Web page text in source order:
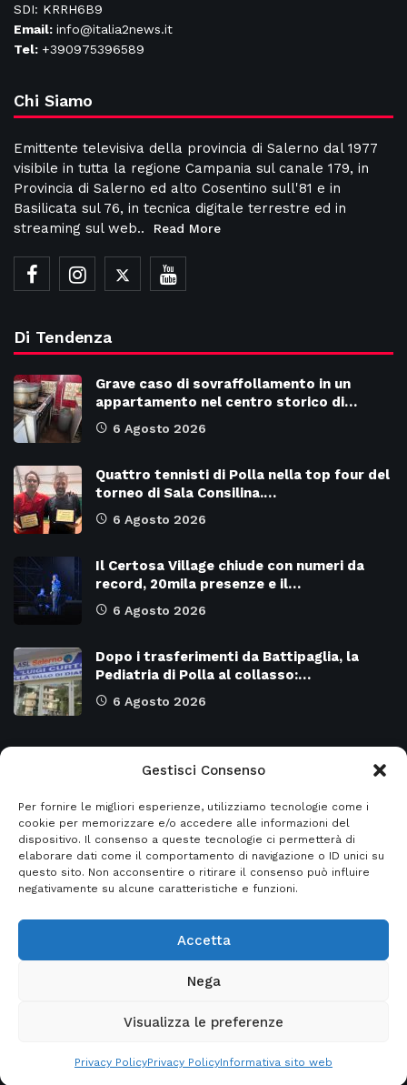
Gestisci Consenso
Per fornire le migliori esperienze, utilizziamo tecnologie come i
cookie per memorizzare e/o accedere alle informazioni del
dispositivo. Il consenso a queste tecnologie ci permetterà di
elaborare dati come il comportamento di navigazione o ID unici su
questo sito. Non acconsentire o ritirare il consenso può influire
negativamente su alcune caratteristiche e funzioni.
Accetta
Nega
Visualizza le preferenze
Privacy PolicyPrivacy PolicyInformativa sito web
SDI: KRRH6B9
Email: info@italia2news.it
Tel: +390975396589
Chi Siamo
Emittente televisiva della provincia di Salerno dal 1977
visibile in tutta la regione Campania sul canale 179, in
Provincia di Salerno ed alto Cosentino sull'81 e in
Basilicata sul 76, in tecnica digitale terrestre ed in
streaming sul web..
Read More
Di Tendenza
Grave caso di sovraffollamento in un
appartamento nel centro storico di…
6 Agosto 2026
Quattro tennisti di Polla nella top four del
torneo di Sala Consilina.…
6 Agosto 2026
Il Certosa Village chiude con numeri da
record, 20mila presenze e il…
6 Agosto 2026
Dopo i trasferimenti da Battipaglia, la
Pediatria di Polla al collasso:…
6 Agosto 2026
Attualità 8966
Cronaca 6469
Primo piano 5951
SALERNO e Provincia 4126
Regione CAMPANIA
Regione BASILICATA
- Italia2news powered by